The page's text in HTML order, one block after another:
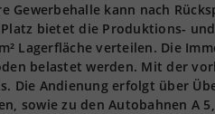
Gewerbehalle kann nach
bietet die Produktions-
Lagerfläche verteilen. Die
belastet werden. Mit der
Die Andienung erfolgt über
sowie zu den Autobahnen A